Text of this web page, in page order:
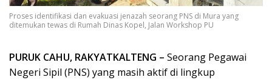
Proses identifikasi dan evakuasi jenazah seorang PNS di Mura yang
ditemukan tewas di Rumah Dinas Kopel, Jalan Workshop PU
PURUK CAHU, RAKYATKALTENG – Seorang Pegawai
Negeri Sipil (PNS) yang masih aktif di lingkup